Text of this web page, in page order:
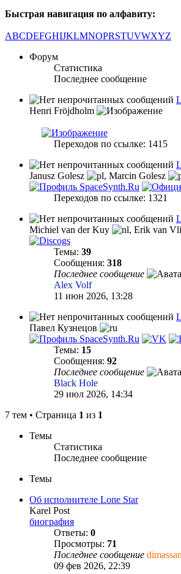
Быстрая навигация по алфавиту:
ABCDEFGHIJKLMNOPRSTUVWXYZ
Форум
Статистика
Последнее сообщение
Henri Fröjdholm
Переходов по ссылке: 1415
Janusz Golesz
, Marcin Golesz
Переходов по ссылке: 1321
Michiel van der Kuy
, Erik van
Темы: 39
Сообщения: 318
Последнее сообщение
Alex Volf
11 июн 2026, 13:28
Павел Кузнецов
Темы: 15
Сообщения: 92
Последнее сообщение
Black Hole
29 июл 2026, 14:34
7 тем • Страница 1 из 1
Темы
Статистика
Последнее сообщение
Темы
Об исполнителе Lone Star
Karel Post
биография
Ответы: 0
Просмотры: 71
Последнее сообщение
09 фев 2026, 22:39